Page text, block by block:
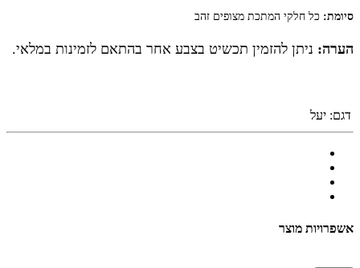
סיומת: כל חלקי המתכת מצופים זהב
הערה: ניתן להזמין תכשיט בצבע אחר בהתאם לזמינות במלאי.
דגם: יעל
אשפרויות מוצר